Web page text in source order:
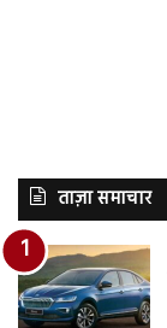
ताज़ा समाचार